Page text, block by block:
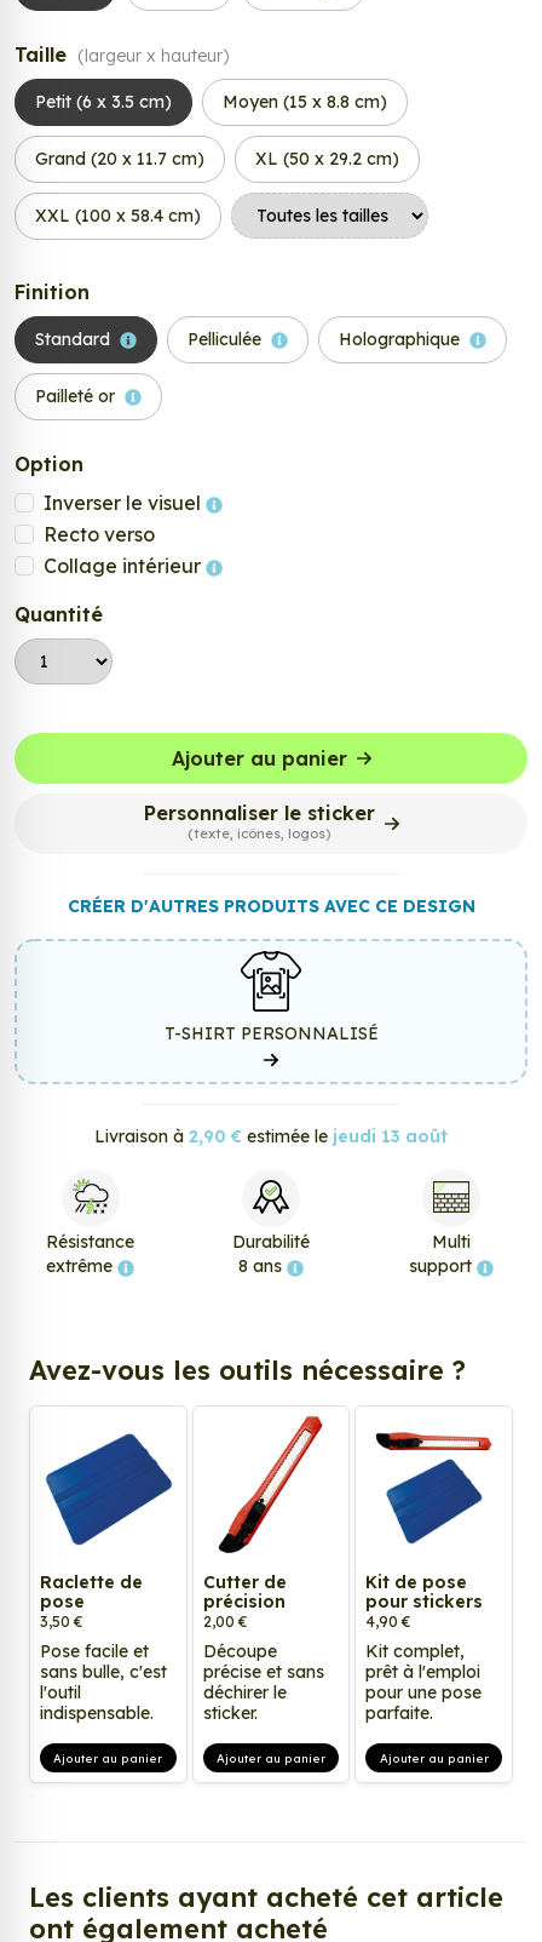
Taille (largeur x hauteur)
Petit (6 x 3.5 cm) Moyen (15 x 8.8 cm)
Grand (20 x 11.7 cm) XL (50 x 29.2 cm)
XXL (100 x 58.4 cm)
Finition
Standard Pelliculée Holographique
Pailleté or
Option
Inverser le visuel
Recto verso
Collage intérieur
Quantité
Ajouter au panier
Personnaliser le sticker
(texte, icônes, logos)
CRÉER D'AUTRES PRODUITS AVEC CE DESIGN
T-SHIRT PERSONNALISÉ
Livraison à 2,90 € estimée le jeudi 13 août
Résistance
extrême
Durabilité
8 ans
Multi
support
Avez-vous les outils nécessaire ?
Raclette de
pose
3,50 €
Pose facile et
sans bulle, c'est
l'outil
indispensable.
Ajouter au panier
Cutter de
précision
2,00 €
Découpe
précise et sans
déchirer le
sticker.
Ajouter au panier
Kit de pose
pour stickers
4,90 €
Kit complet,
prêt à l'emploi
pour une pose
parfaite.
Ajouter au panier
Les clients ayant acheté cet article
ont également acheté